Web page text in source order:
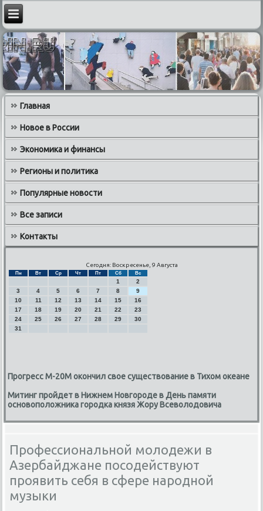
Главная
Новое в России
Экономика и финансы
Регионы и политика
Популярные новости
Все записи
Контакты
Сегодня: Воскресенье, 9 Августа
Пн Вт Ср Чт Пт Сб Вс
1
2
3
4 5 6 7 8
9
10
11 12 13 14 15
16
17
18 19 20 21 22
23
24
25 26 27 28 29
30
31
Прогресс М-20М окончил свое существование в Тихом океане
Митинг пройдет в Нижнем Новгороде в День памяти
основоположника городка князя Жору Всеволодовича
Профессиональной молодежи в
Азербайджане посодействуют
проявить себя в сфере народной
музыки